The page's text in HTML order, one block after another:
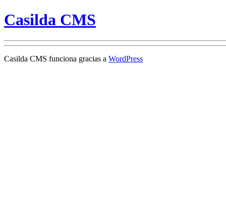
Casilda CMS
Casilda CMS funciona gracias a WordPress